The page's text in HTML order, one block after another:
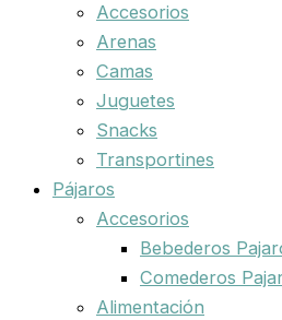
Accesorios
Arenas
Camas
Juguetes
Snacks
Transportines
Pájaros
Accesorios
Bebederos
Comederos
Alimentación